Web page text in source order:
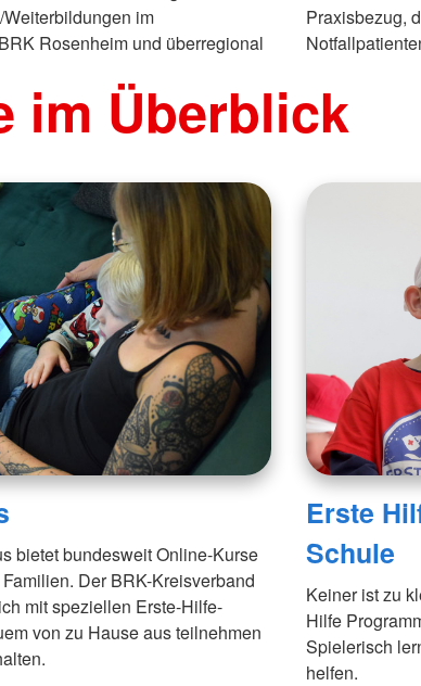
im
Rosenheim und überregional
Praxisbezug,
im Überblick
bietet bundesweit Online-Kurse
Der BRK-Kreisverband
mit speziellen Erste-Hilfe-
von zu Hause aus teilnehmen
Erste
Schule
Keiner ist zu
Hilfe
Spielerisch
helfen.